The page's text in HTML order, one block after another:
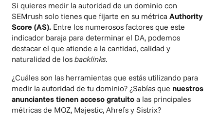
Si quieres medir la autoridad de un dominio con
SEMrush solo tienes que fijarte en su métrica Authority
Score (AS). Entre los numerosos factores que este
indicador baraja para determinar el DA, podemos
destacar el que atiende a la cantidad, calidad y
naturalidad de los backlinks.
¿Cuáles son las herramientas que estás utilizando para
medir la autoridad de tu dominio? ¿Sabías que nuestros
anunciantes tienen acceso gratuito a las principales
métricas de MOZ, Majestic, Ahrefs y Sistrix?